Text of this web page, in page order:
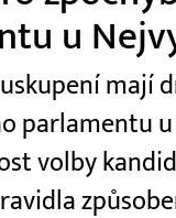
u
mají
parlamentu
volby